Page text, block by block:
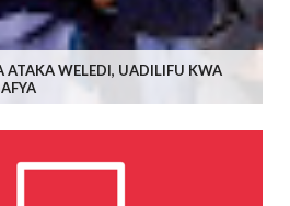
ATAKA WELEDI, UADILIFU KWA